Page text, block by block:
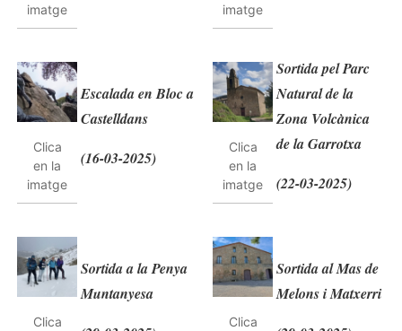
imatge
imatge
Clica
en la
imatge
Escalada en Bloc a
Castelldans
(16-03-2025)
Clica
en la
imatge
Sortida pel Parc
Natural de la
Zona Volcànica
de la Garrotxa
(22-03-2025)
Clica
Sortida a la Penya
Muntanyesa
Clica
Sortida al Mas de
Melons i Matxerri